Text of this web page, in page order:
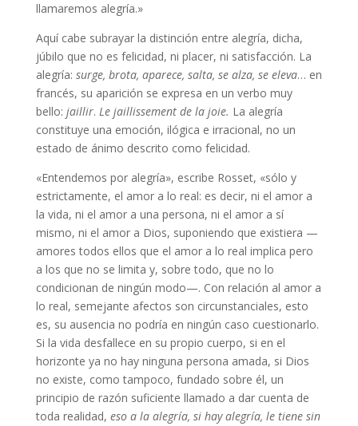
llamaremos alegría.»
Aquí cabe subrayar la distinción entre alegría, dicha,
júbilo que no es felicidad, ni placer, ni satisfacción. La
alegría: surge, brota, aparece, salta, se alza, se eleva… en
francés, su aparición se expresa en un verbo muy
bello: jaillir. Le jaillissement de la joie. La alegría
constituye una emoción, ilógica e irracional, no un
estado de ánimo descrito como felicidad.
«Entendemos por alegría», escribe Rosset, «sólo y
estrictamente, el amor a lo real: es decir, ni el amor a
la vida, ni el amor a una persona, ni el amor a sí
mismo, ni el amor a Dios, suponiendo que existiera —
amores todos ellos que el amor a lo real implica pero
a los que no se limita y, sobre todo, que no lo
condicionan de ningún modo—. Con relación al amor a
lo real, semejante afectos son circunstanciales, esto
es, su ausencia no podría en ningún caso cuestionarlo.
Si la vida desfallece en su propio cuerpo, si en el
horizonte ya no hay ninguna persona amada, si Dios
no existe, como tampoco, fundado sobre él, un
principio de razón suficiente llamado a dar cuenta de
toda realidad, eso a la alegría, si hay alegría, le tiene sin